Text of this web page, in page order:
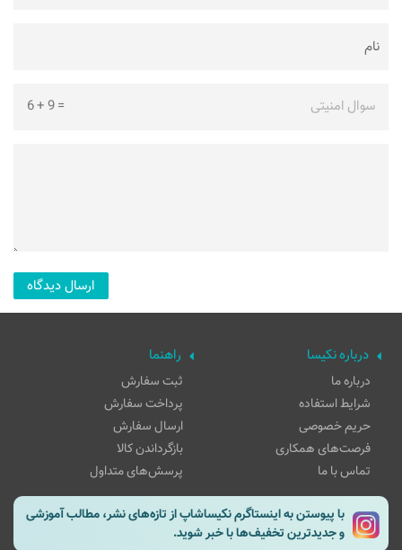
سوال امنیتی =
9
+
6
درباره نکیسا
درباره ما
شرایط استفاده
حریم خصوصی
فرصت‌های همکاری
تماس با ما
راهنما
ثبت سفارش
پرداخت سفارش
ارسال سفارش
بازگرداندن کالا
پرسش‌های متداول
با پیوستن به اینستاگرم نکیساشاپ از تازه‌های نشر، مطالب آموزشی
و جدیدترین تخفیف‌ها با خبر شوید.